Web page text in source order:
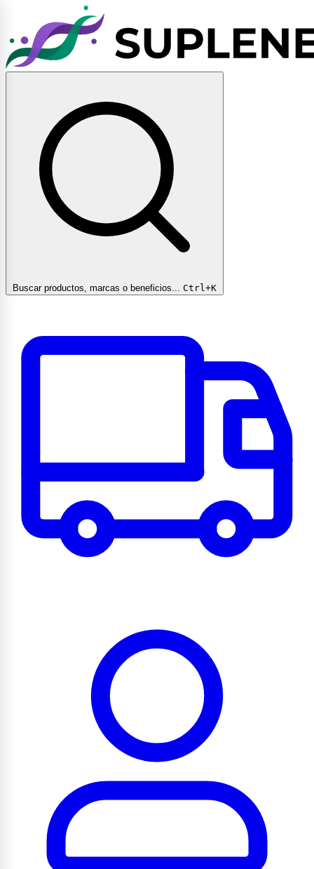
Buscar productos, marcas o beneficios... Ctrl+K